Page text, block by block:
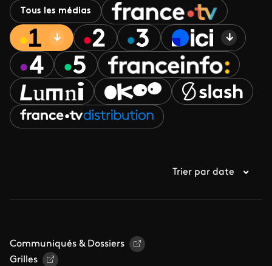
Tous les médias
Trier par date
Communiqués & Dossiers
Grilles